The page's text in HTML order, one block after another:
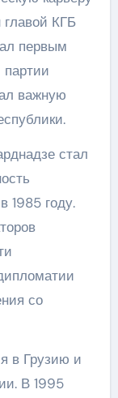
главой КГБ
первым
важную
стал
1985 году.
со
в Грузию и
В 1995